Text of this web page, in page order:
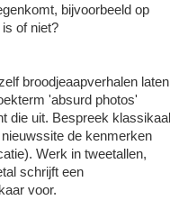
bijvoorbeeld op
of niet?
broodjeaapverhalen laten
'absurd photos'
die uit. Bespreek klassikaal
de kenmerken
Werk in tweetallen,
schrijft een
voor.